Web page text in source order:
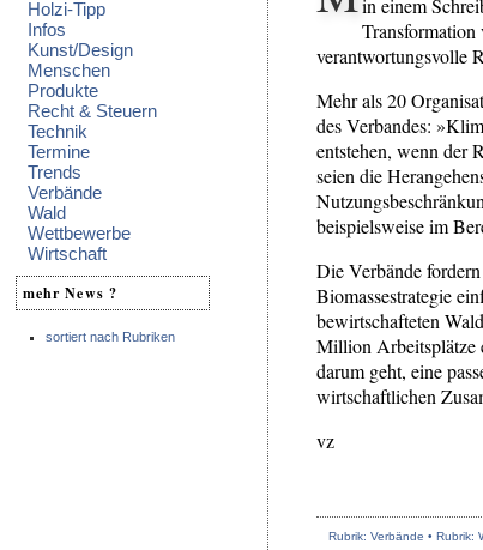
Holzi-Tipp
Infos
Kunst/Design
Menschen
Produkte
Recht & Steuern
Technik
Termine
Trends
Verbände
Wald
Wettbewerbe
Wirtschaft
mehr News ?
sortiert nach Rubriken
Transformation
verantwortungsvolle
Mehr als 20
des Verbandes:
entstehen, wenn der
seien die
beispielsweise im
Die Verbände
Biomassestrategie
bewirtschafteten
Million Arbeitsplätze
darum geht, eine
wirtschaftlichen
vz
Rubrik: Verbände • Rubrik: